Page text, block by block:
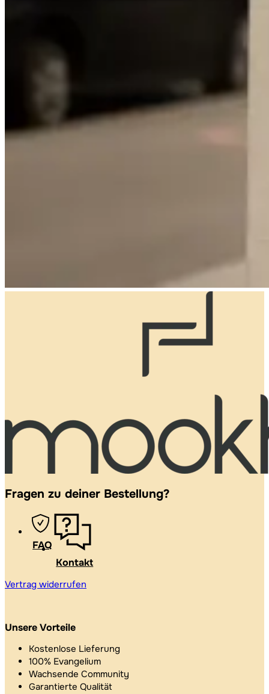
Fragen zu deiner Bestellung?
FAQ
Kontakt
Vertrag widerrufen
Unsere Vorteile
Kostenlose Lieferung
100% Evangelium
Wachsende Community
Garantierte Qualität